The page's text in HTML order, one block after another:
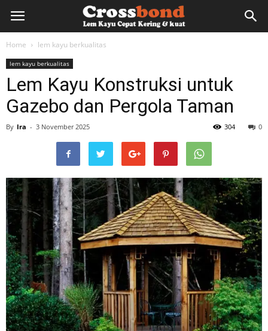
lemkayu.net
HPL,
Kertas,
Vinyl
Home lem kayu berkualitas
lem kayu berkualitas
Lem Kayu Konstruksi untuk
Gazebo dan Pergola Taman
By Ira - 3 November 2025 0
304